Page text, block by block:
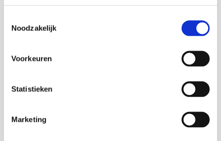
Noodzakelijk
Voorkeuren
Statistieken
Marketing
Omgang met de AED
Nek-en wervelletsel
Stabiele zijligging
Klein letsel aan: pols, hand, enkel en voet